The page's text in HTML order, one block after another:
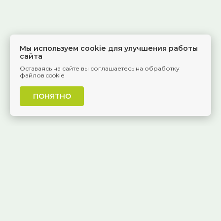
Мы используем cookie для улучшения работы
сайта
Оставаясь на сайте вы соглашаетесь на обработку
файлов cookie
ПОНЯТНО